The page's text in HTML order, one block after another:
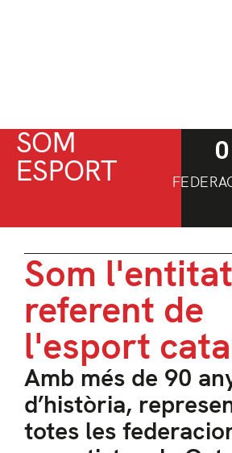
SOM
ESPORT
0
Som l'entitat
referent de
l'esport
Amb més de 90
d’història,
totes les